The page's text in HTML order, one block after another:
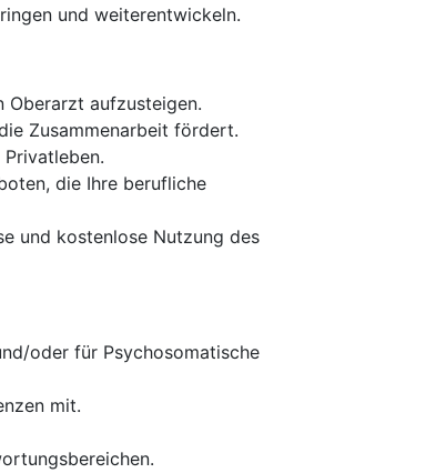
und weiterentwickeln.
Oberarzt aufzusteigen.
Zusammenarbeit fördert.
die Ihre berufliche
und kostenlose Nutzung des
oder für Psychosomatische
mit.